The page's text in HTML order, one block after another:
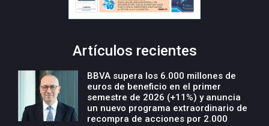
Artículos recientes
BBVA supera los 6.000 millones de
euros de beneficio en el primer
semestre de 2026 (+11%) y anuncia
un nuevo programa extraordinario de
recompra de acciones por 2.000